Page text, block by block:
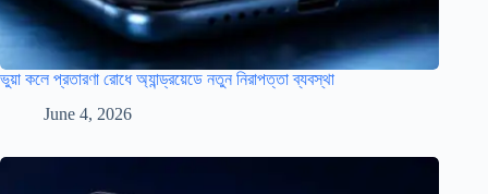
ভুয়া কলে প্রতারণা রোধে অ্যান্ড্রয়েডে নতুন নিরাপত্তা ব্যবস্থা
June 4, 2026